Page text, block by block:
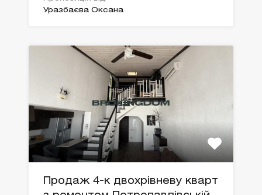
Уразбаєва Оксана
Продаж 4-к двохрівневу кварт